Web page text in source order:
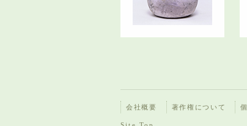
会社概要 著作権について